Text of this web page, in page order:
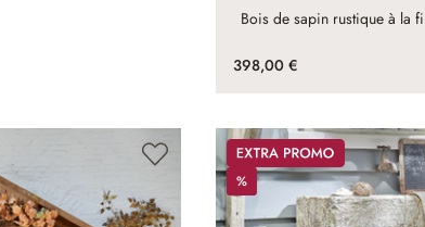
Bois de sapin rustique à la
398,00 €
Promos
%
%